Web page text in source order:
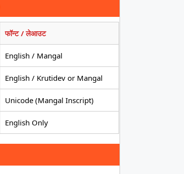
फॉन्ट / लेआउट
English / Mangal
English / Krutidev or Mangal
Unicode (Mangal Inscript)
English Only